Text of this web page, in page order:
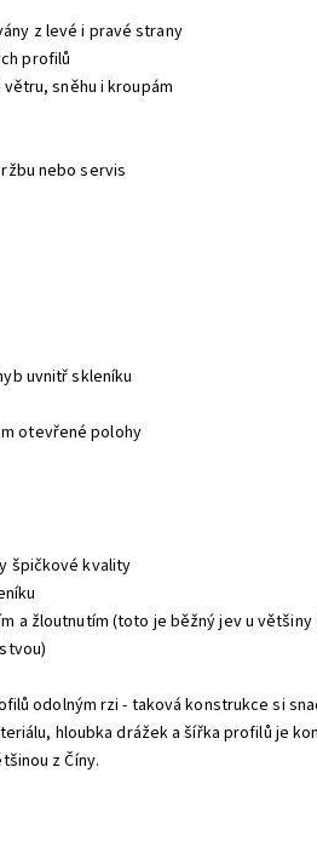
z levé i pravé strany
profilů
sněhu i kroupám
nebo servis
uvnitř skleníku
otevřené polohy
špičkové kvality
a žloutnutím (toto je běžný jev u
odolným rzi - taková konstrukce si
hloubka drážek a šířka profilů je
z Číny.